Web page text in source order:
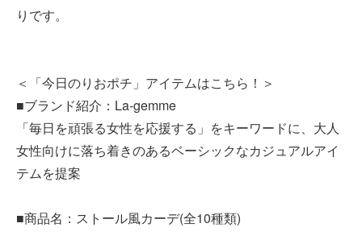
りです。
＜「今日のりおポチ」アイテムはこちら！＞
■ブランド紹介：La-gemme
「毎日を頑張る女性を応援する」をキーワードに、大人
女性向けに落ち着きのあるベーシックなカジュアルアイ
テムを提案
■商品名：ストール風カーデ(全10種類)